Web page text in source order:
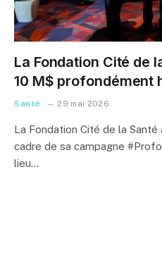
La Fondation Cité de
10 M$ profondément
Santé 29 mai 2026
La Fondation Cité de la Santé
cadre de sa campagne
lieu…